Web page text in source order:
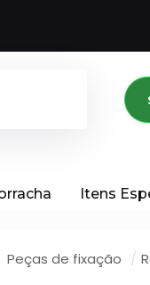
Itens
Peças de fixação /